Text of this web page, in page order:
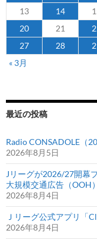
ス
ケ
ジ
ュ
一
13
14
20
21
27
28
« 3月
最近の投稿
Radio CONSADOLE（
2026年8月5日
Jリーグが2026/27開幕
大規模交通広告（OOH
2026年8月4日
Ｊリーグ公式アプリ「
2026年8月4日